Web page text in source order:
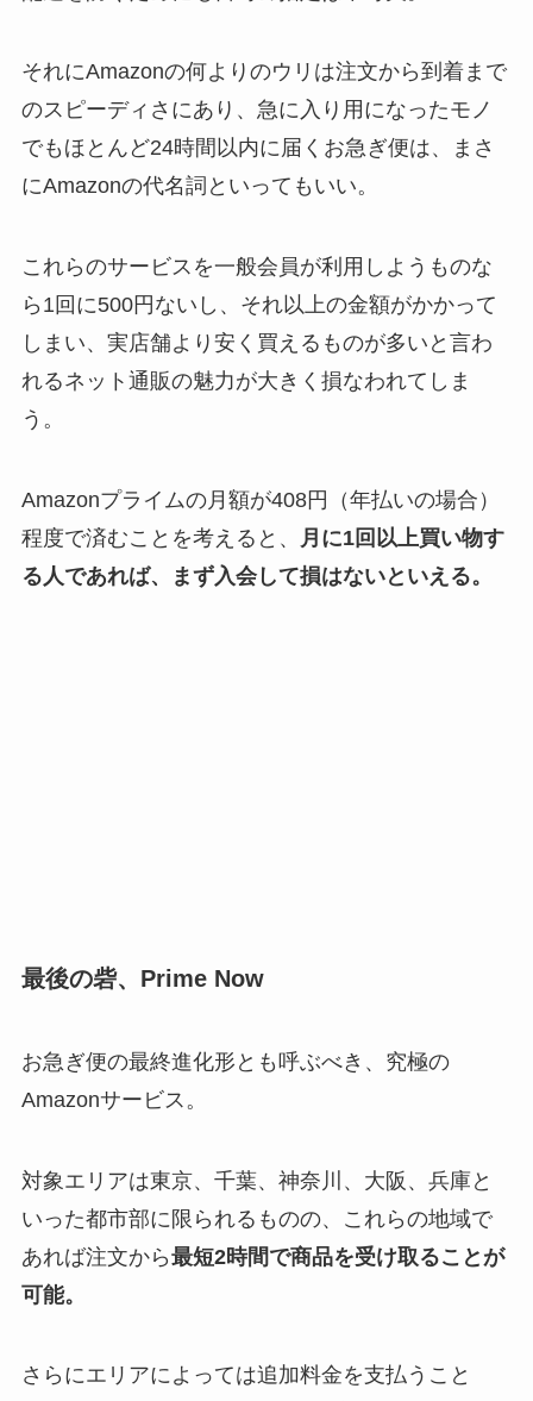
それにAmazonの何よりのウリは注文から到着まで
のスピーディさにあり、急に入り用になったモノ
でもほとんど24時間以内に届くお急ぎ便は、まさ
にAmazonの代名詞といってもいい。
これらのサービスを一般会員が利用しようものな
ら1回に500円ないし、それ以上の金額がかかって
しまい、実店舗より安く買えるものが多いと言わ
れるネット通販の魅力が大きく損なわれてしま
う。
Amazonプライムの月額が408円（年払いの場合）
程度で済むことを考えると、
月に1回以上買い物す
る人であれば、まず入会して損はないといえる。
最後の砦、Prime Now
お急ぎ便の最終進化形とも呼ぶべき、究極の
Amazonサービス。
対象エリアは東京、千葉、神奈川、大阪、兵庫と
いった都市部に限られるものの、これらの地域で
あれば注文から最短2時間で商品を受け取ることが
可能。
さらにエリアによっては追加料金を支払うこと